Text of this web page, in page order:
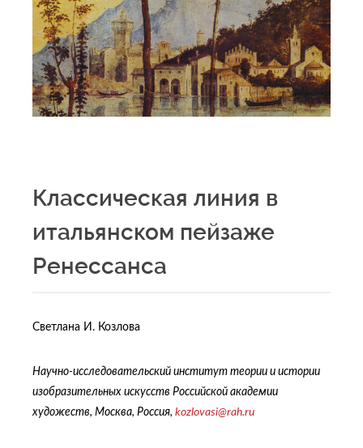
Классическая линия в
итальянском пейзаже
Ренессанса
Светлана И. Козлова
Научно-исследовательский институт теории и истории
изобразительных искусств Российской академии
художеств, Москва, Россия, kozlovasi@rah.ru